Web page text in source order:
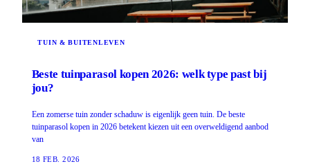
TUIN & BUITENLEVEN
Beste tuinparasol kopen 2026: welk type past bij
jou?
Een zomerse tuin zonder schaduw is eigenlijk geen tuin. De beste
tuinparasol kopen in 2026 betekent kiezen uit een overweldigend aanbod
van
18 FEB. 2026